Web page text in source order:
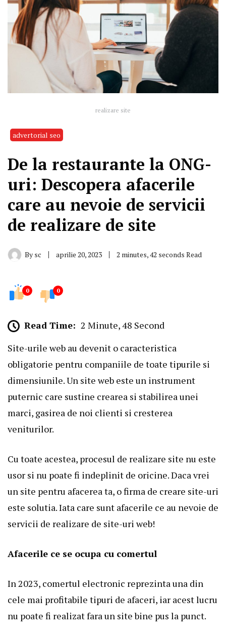
realizare site
advertorial seo
De la restaurante la ONG-
uri: Descopera afacerile
care au nevoie de servicii
de realizare de site
By sc aprilie 20, 2023 2 minutes, 42 seconds Read
0 0
Read Time: 2 Minute, 48 Second
Site-urile web au devenit o caracteristica
obligatorie pentru companiile de toate tipurile si
dimensiunile. Un site web este un instrument
puternic care sustine crearea si stabilirea unei
marci, gasirea de noi clienti si cresterea
veniturilor.
Cu toate acestea, procesul de realizare site nu este
usor si nu poate fi indeplinit de oricine. Daca vrei
un site pentru afacerea ta, o firma de creare site-uri
este solutia. Iata care sunt afacerile ce au nevoie de
servicii de realizare de site-uri web!
Afacerile ce se ocupa cu comertul
In 2023, comertul electronic reprezinta una din
cele mai profitabile tipuri de afaceri, iar acest lucru
nu poate fi realizat fara un site bine pus la punct.